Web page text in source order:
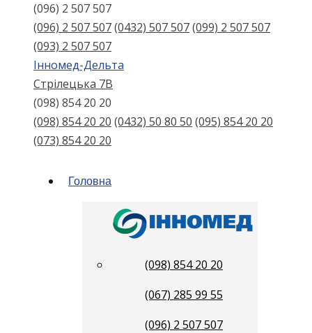
(096) 2 507 507
(096) 2 507 507(0432) 507 507(099) 2 507 507
(093) 2 507 507
Інномед-Дельта
Стрілецька 7В
(098) 854 20 20
(098) 854 20 20 (0432) 50 80 50 (095) 854 20 20
(073) 854 20 20
Головна
(098) 854 20 20
(067) 285 99 55
(096) 2 507 507